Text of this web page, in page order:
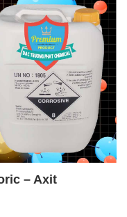
– Axit